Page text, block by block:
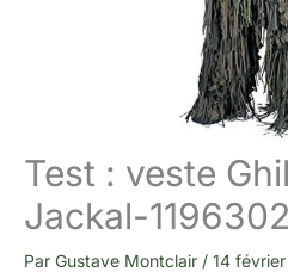
Test : veste
Jackal-
Par Gustave Montclair / 14